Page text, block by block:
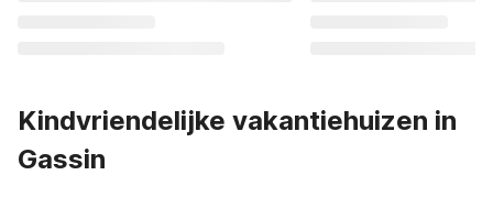
Kindvriendelijke vakantiehuizen in
Gassin